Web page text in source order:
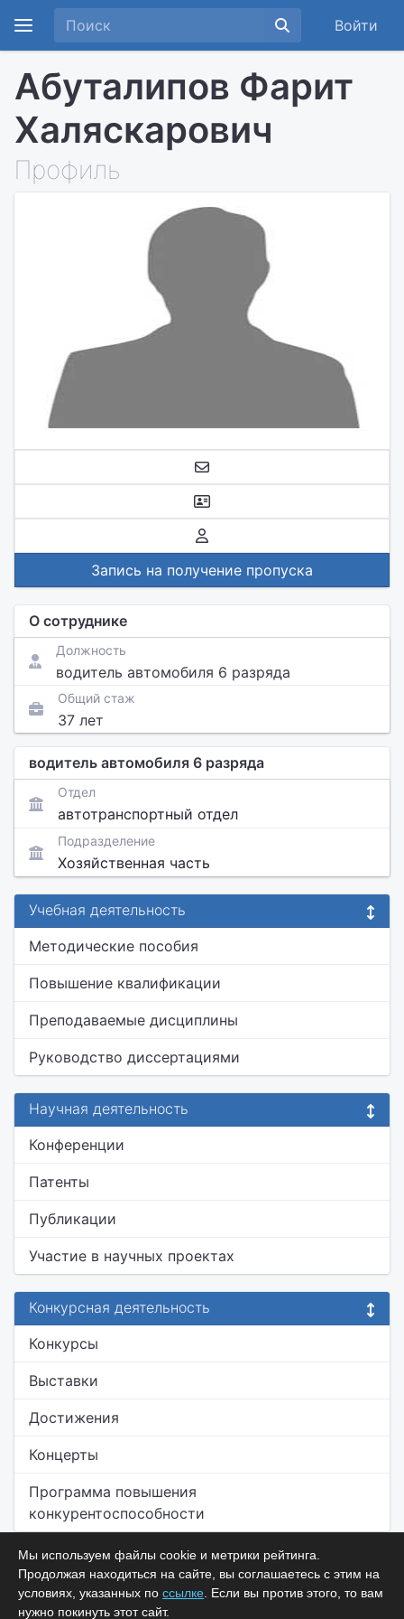
Войти
Абуталипов Фарит
Халяскарович
Профиль
Запись на получение пропуска
О сотруднике
Должность
водитель автомобиля 6 разряда
Общий стаж
37 лет
водитель автомобиля 6 разряда
Отдел
автотранспортный отдел
Подразделение
Хозяйственная часть
Учебная деятельность
Методические пособия
Повышение квалификации
Преподаваемые дисциплины
Руководство диссертациями
Научная деятельность
Конференции
Патенты
Публикации
Участие в научных проектах
Конкурсная деятельность
Конкурсы
Выставки
Достижения
Концерты
Программа повышения
конкурентоспособности
Мы используем файлы cookie и метрики рейтинга.
Продолжая находиться на сайте, вы соглашаетесь с этим на
условиях, указанных по ссылке . Если вы против этого, то вам
нужно покинуть этот сайт.